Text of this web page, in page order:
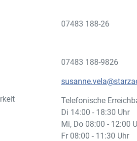
07483 188-26
07483 188-9826
Telefonische
Di 14:00 - 18:30 Uhr
Mi, Do 08:00 - 12:00
Fr 08:00 - 11:30 Uhr